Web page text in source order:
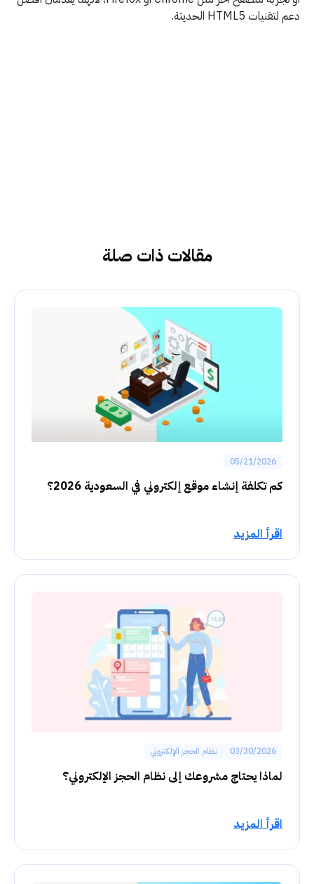
دعم لتقنيات HTML5 الحديثة.
مقالات ذات صلة
05/21/2026
كم تكلفة إنشاء موقع إلكتروني في السعودية 2026؟
اقرأ المزيد
03/30/2026 نظام الحجز الإلكتروني
لماذا يحتاج مشروعك إلى نظام الحجز الإلكتروني؟
اقرأ المزيد